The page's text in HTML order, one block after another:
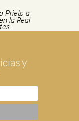
Prieto a
la Real
y